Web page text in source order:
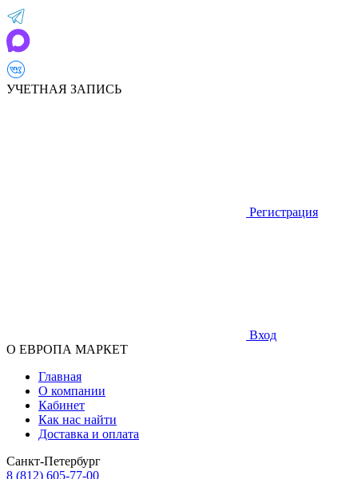
УЧЕТНАЯ ЗАПИСЬ
Регистрация
Вход
О ЕВРОПА МАРКЕТ
Главная
О компании
Кабинет
Как нас найти
Доставка и оплата
Санкт-Петербург
8 (812) 605-77-00